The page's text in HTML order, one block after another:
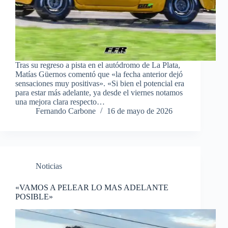
Tras su regreso a pista en el autódromo de La Plata,
Matías Güernos comentó que «la fecha anterior dejó
sensaciones muy positivas». «Si bien el potencial era
para estar más adelante, ya desde el viernes notamos
una mejora clara respecto…
Fernando Carbone
16 de mayo de 2026
Noticias
«VAMOS A PELEAR LO MAS ADELANTE
POSIBLE»